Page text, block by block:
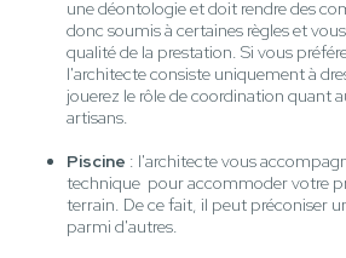
une déontologie et doit rendre des
donc soumis à certaines règles et
qualité de la prestation. Si vous
l'architecte consiste uniquement à
jouerez le rôle de coordination quant
artisans.
Piscine : l'architecte vous
technique pour accommoder votre
terrain. De ce fait, il peut préconiser
parmi d'autres.